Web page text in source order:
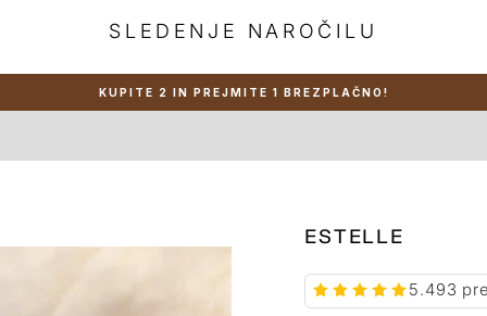
SLEDENJE NAROČILU
Zaustavi
KUPITE 2 IN PREJMITE 1 BREZPLAČNO!
ESTELLE
5.493